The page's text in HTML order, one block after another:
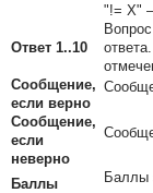
"!= Х"
Ответ 1..10
Сообщение,
если верно
Сообщение,
если
неверно
Баллы Баллы